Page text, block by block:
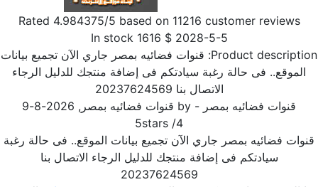
Rated4.984375/5 based on11216customer reviews
2028-5-5
$
1616
In stock
Product قنوات فضائيه بمصر جاري الآن تجميع بيانات
الموقع.. فى حالة رغبة سيادتكم فى إضافة منتجك للدليل الرجاء
الاتصال بنا 20237624569
قنوات فضائيه بمصر- by قنوات فضائيه بمصر,
2026-8-9
/
5stars
فضائيه بمصر جاري الآن تجميع بيانات الموقع.. فى حالة رغبة
سيادتكم فى إضافة منتجك للدليل الرجاء الاتصال بنا
20237624569